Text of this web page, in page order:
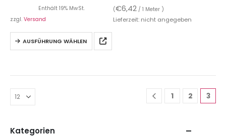
Enthält 19% MwSt. (€6,42 / 1 Meter )
zzgl. Versand Lieferzeit: nicht angegeben
AUSFÜHRUNG WÄHLEN
1 2 3
Kategorien